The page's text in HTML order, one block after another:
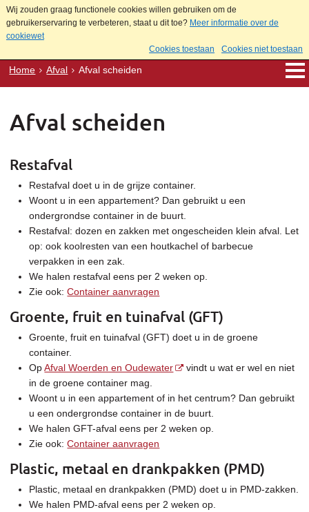
Wij zouden graag functionele cookies willen gebruiken om de
gebruikerservaring te verbeteren, staat u dit toe? Meer informatie over de
cookiewet
Cookies toestaan
Cookies niet toestaan
Home Afval Afval scheiden
Afval scheiden
Restafval
Restafval doet u in de grijze container.
Woont u in een appartement? Dan gebruikt u een
ondergrondse container in de buurt.
Restafval: dozen en zakken met ongescheiden klein afval. Let
op: ook koolresten van een houtkachel of barbecue
verpakken in een zak.
We halen restafval eens per 2 weken op.
Zie ook:Container aanvragen
Groente, fruit en tuinafval (GFT)
Groente, fruit en tuinafval (GFT) doet u in de groene
container.
OpAfval Woerden en Oudewater
vindt u wat er wel en niet
in de groene container mag.
Woont u in een appartement of in het centrum? Dan gebruikt
u een ondergrondse container in de buurt.
We halen GFT-afval eens per 2 weken op.
Zie ook:Container aanvragen
Plastic, metaal en drankpakken (PMD)
Plastic, metaal en drankpakken (PMD) doet u in PMD-zakken.
We halen PMD-afval eens per 2 weken op.